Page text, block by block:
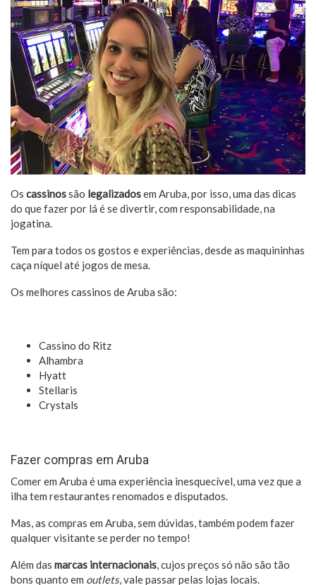
Os cassinossão legalizadosem Aruba, por isso, uma das dicas
do que fazer por lá é se divertir, com responsabilidade, na
jogatina.
Tem para todos os gostos e experiências, desde as maquininhas
caça níquel até jogos de mesa.
Os melhores cassinos de Aruba são:
Cassino do Ritz
Alhambra
Hyatt
Stellaris
Crystals
Fazer compras em Aruba
Comer em Aruba é uma experiência inesquecível, uma vez que a
ilha tem restaurantes renomados e disputados.
Mas, as compras em Aruba, sem dúvidas, também podem fazer
qualquer visitante se perder no tempo!
Além das marcas internacionais, cujos preços só não são tão
bons quanto em outlets, vale passar pelas lojas locais.